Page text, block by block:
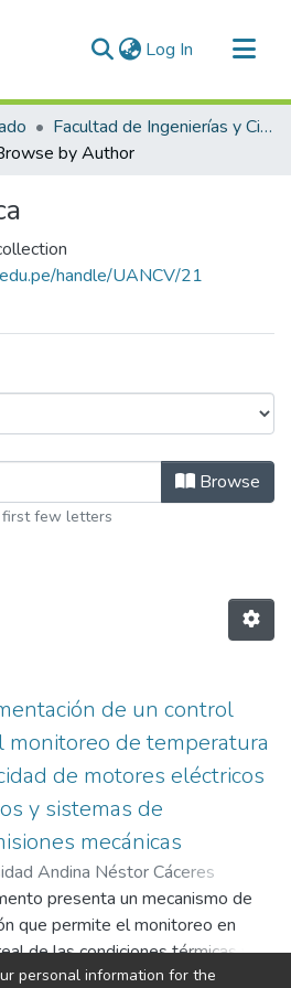
Log In (current)
Facultad de Ingenierías y Ciencias Puras
by Author
handle/UANCV/21
by Browse
first few letters
de un control
monitoreo de temperatura
de motores eléctricos
y sistemas de
mecánicas
Andina Néstor Cáceres
,2024)Huisa Hancco, Edwin;
Abelardo;Universidad
Cáceres Velásquez
presenta un mecanismo de
que permite el monitoreo en
de las condiciones térmicas y la
de motores eléctricos trifásicos.
more
personal information for the